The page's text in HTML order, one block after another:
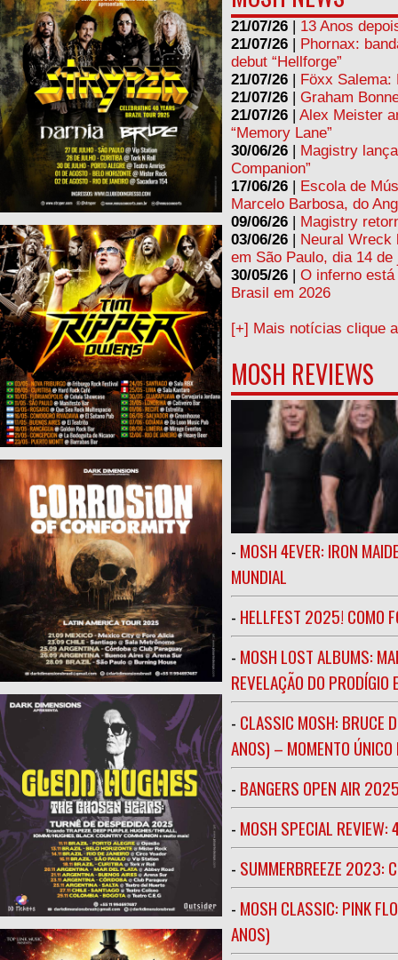
21/07/26
13 Anos
21/07/26
Phornax:
debut “Hellforge”
21/07/26
Föxx Salema:
21/07/26
Graham
21/07/26
Alex Meister
“Memory Lane”
30/06/26
Magistry
Companion”
17/06/26
Escola de
Marcelo Barbosa, do
09/06/26
Magistry
03/06/26
Neural Wreck
em São Paulo, dia 14 de
30/05/26
O inferno
Brasil em 2026
[+] Mais notícias clique
MOSH REVIEWS
- MOSH 4EVER: IRON
MUNDIAL
- HELLFEST 2025! COMO
- MOSH LOST ALBUMS:
REVELAÇÃO DO
- CLASSIC MOSH: BRUCE
ANOS) – MOMENTO ÚNICO
- BANGERS OPEN AIR
- MOSH SPECIAL REVIEW:
- SUMMERBREEZE 2023:
- MOSH CLASSIC: PINK
ANOS)